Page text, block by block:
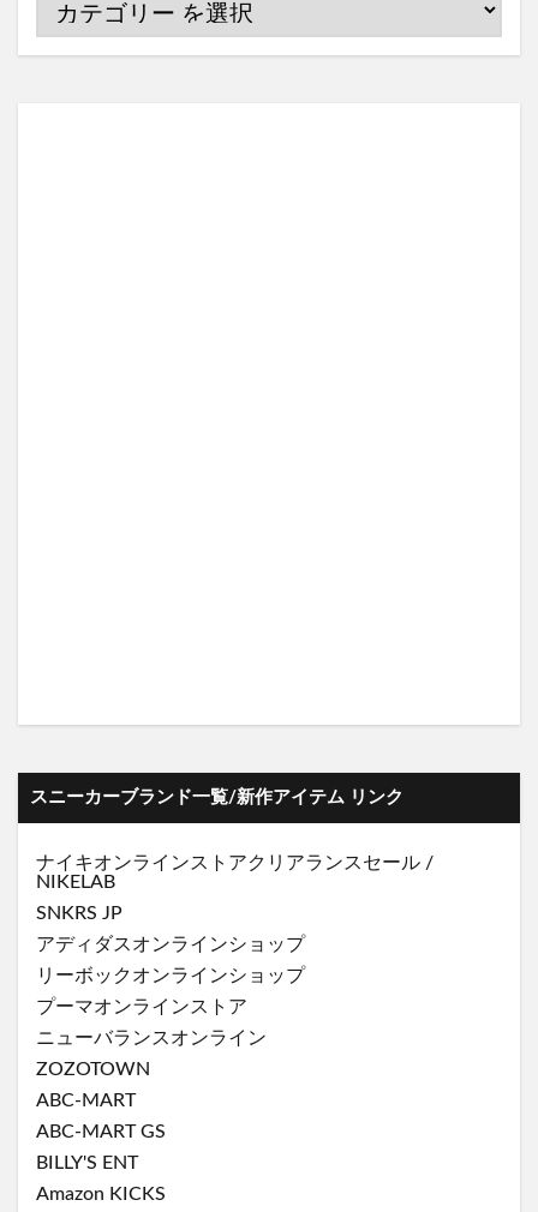
スニーカーブランド一覧/新作アイテム リンク
ナイキオンラインストアクリアランスセール /
NIKELAB
SNKRS JP
アディダスオンラインショップ
リーボックオンラインショップ
プーマオンラインストア
ニューバランスオンライン
ZOZOTOWN
ABC-MART
ABC-MART GS
BILLY'S ENT
Amazon KICKS